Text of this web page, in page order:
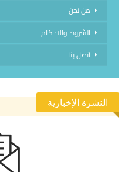
من نحن
الشروط والاحكام
اتصل بنا
النشرة الإخبارية